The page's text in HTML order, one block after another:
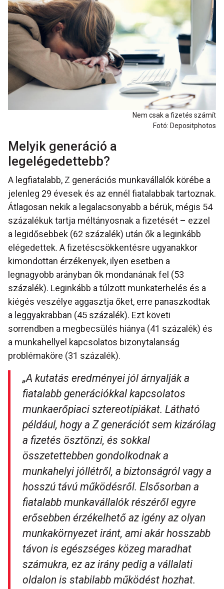
Nem csak a fizetés számít
Fotó: Depositphotos
Melyik generáció a
legelégedettebb?
A legfiatalabb, Z generációs munkavállalók körébe a
jelenleg 29 évesek és az ennél fiatalabbak tartoznak.
Átlagosan nekik a legalacsonyabb a bérük, mégis 54
százalékuk tartja méltányosnak a fizetését – ezzel
a legidősebbek (62 százalék) után ők a leginkább
elégedettek. A fizetéscsökkentésre ugyanakkor
kimondottan érzékenyek, ilyen esetben a
legnagyobb arányban ők mondanának fel (53
százalék). Leginkább a túlzott munkaterhelés és a
kiégés veszélye aggasztja őket, erre panaszkodtak
a leggyakrabban (45 százalék). Ezt követi
sorrendben a megbecsülés hiánya (41 százalék) és
a munkahellyel kapcsolatos bizonytalanság
problémaköre (31 százalék).
„A kutatás eredményei jól árnyalják a
fiatalabb generációkkal kapcsolatos
munkaerőpiaci sztereotípiákat. Látható
például, hogy a Z generációt sem kizárólag
a fizetés ösztönzi, és sokkal
összetettebben gondolkodnak a
munkahelyi jóllétről, a biztonságról vagy a
hosszú távú működésről. Elsősorban a
fiatalabb munkavállalók részéről egyre
erősebben érzékelhető az igény az olyan
munkakörnyezet iránt, ami akár hosszabb
távon is egészséges közeg maradhat
számukra, ez az irány pedig a vállalati
oldalon is stabilabb működést hozhat.